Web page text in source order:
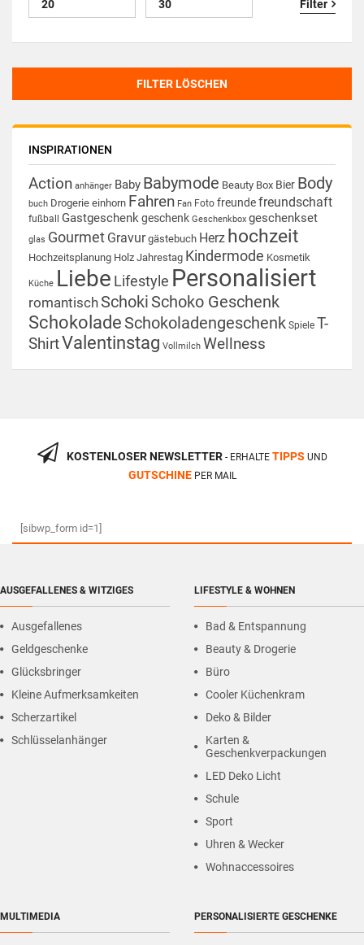
Filter
FILTER LÖSCHEN
INSPIRATIONEN
Action anhänger Baby Babymode Beauty Box Bier Body
buch Drogerie einhorn Fahren Fan Foto freundefreundschaft
fußball Gastgeschenkgeschenk Geschenkbox geschenkset
glas Gourmet Gravur gästebuch Herz hochzeit
Hochzeitsplanung Holz Jahrestag Kindermode Kosmetik
Küche Liebe Lifestyle Personalisiert
romantisch Schoki Schoko Geschenk
Schokolade Schokoladengeschenk Spiele T-
ShirtValentinstag Vollmilch Wellness
KOSTENLOSER NEWSLETTER- ERHALTE TIPPS UND
GUTSCHINEPER MAIL
[sibwp_form id=1]
AUSGEFALLENES & WITZIGES
Ausgefallenes
Geldgeschenke
Glücksbringer
Kleine Aufmerksamkeiten
Scherzartikel
Schlüsselanhänger
LIFESTYLE & WOHNEN
Bad & Entspannung
Beauty & Drogerie
Büro
Cooler Küchenkram
Deko & Bilder
Karten &
Geschenkverpackungen
LED Deko Licht
Schule
Sport
Uhren & Wecker
Wohnaccessoires
MULTIMEDIA PERSONALISIERTE GESCHENKE